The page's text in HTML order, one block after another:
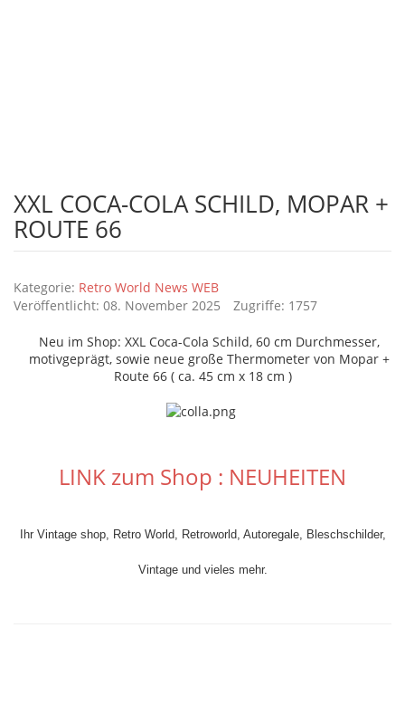
XXL COCA-COLA SCHILD, MOPAR +
ROUTE 66
Details
Kategorie: Retro World News WEB
Veröffentlicht: 08. November 2025
Zugriffe: 1757
Neu im Shop: XXL Coca-Cola Schild, 60 cm Durchmesser,
motivgeprägt, sowie neue große Thermometer von Mopar +
Route 66 ( ca. 45 cm x 18 cm )
LINK zum Shop : NEUHEITEN
Ihr Vintage shop, Retro World, Retroworld, Autoregale, Bleschschilder,
Vintage und vieles mehr.